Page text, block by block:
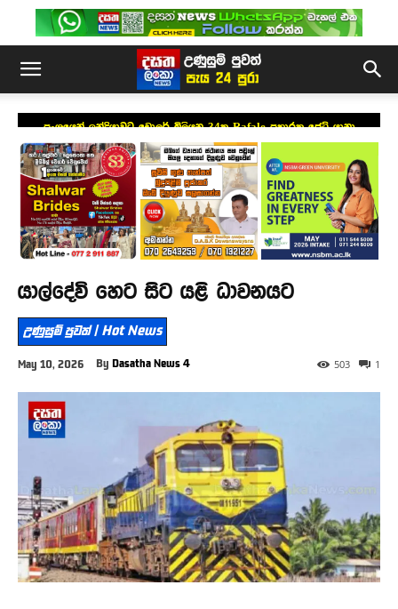
ප්‍රංශයෙන් ඉන්දියාවට ඩොලර් බිලියන 34ක Rafale ප්‍රහාරක ජෙට් යානා
යෝජනාවක්
යාල්දේවි හෙට සිට යළි ධාවනයට
උණුසුම් පුවත් | Hot News
May 10, 2026 By Dasatha News 4 1
503